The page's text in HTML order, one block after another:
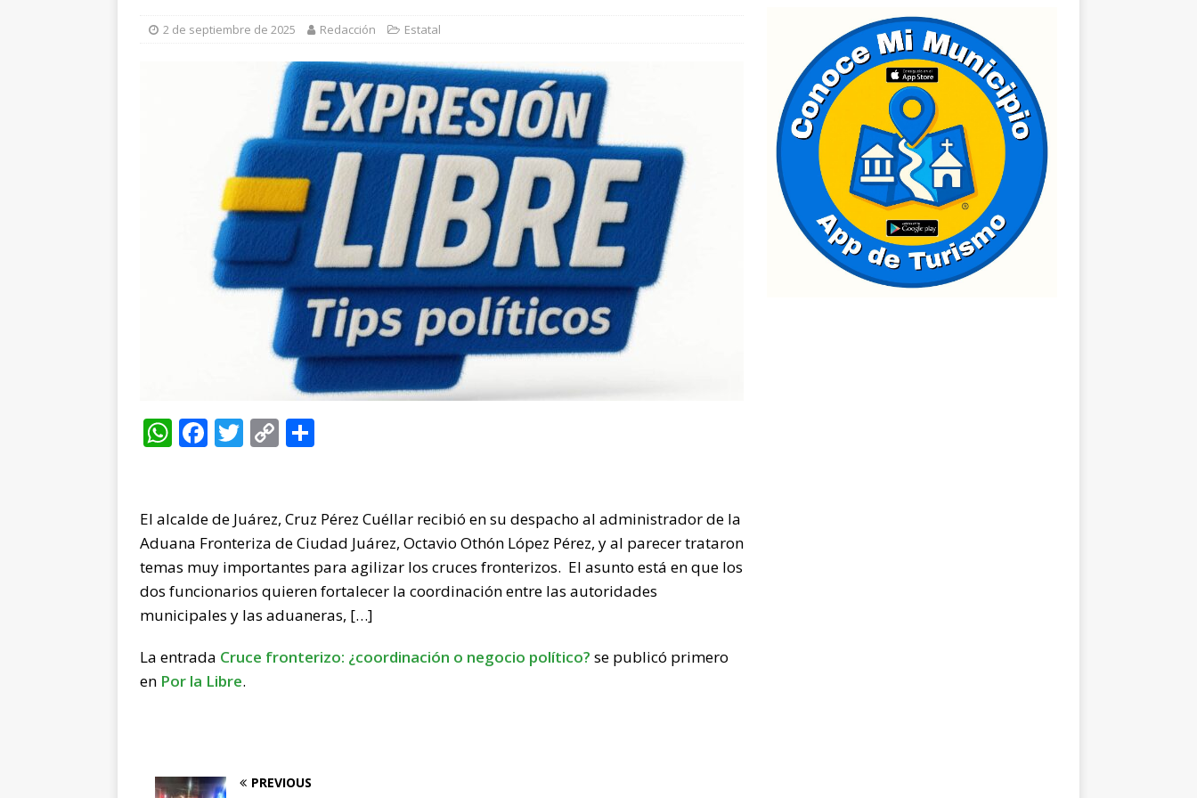
municipales
ESTATAL
[ 8 de agosto de 2026 ] Se reúne Rafa Loera con Santiago Taboada en la Ciudad de México
ESTATAL
[ 9 de agosto de 2026 ]
Localizan sin vida a mujer de 55 años en Valles de Chihuahua;
investigan muerte traumática
ESTATAL
2 de septiembre de 2025 Redacción Estatal
W
s
A
p
p
F
e
b
o
o
k
T
te
r
C
y
Li
n
k
p
ar
ti
r
El alcalde de Juárez, Cruz Pérez Cuéllar recibió en su despacho al administrador de la
Aduana Fronteriza de Ciudad Juárez, Octavio Othón López Pérez, y al parecer trataron
temas muy importantes para agilizar los cruces fronterizos. El asunto está en que los
dos funcionarios quieren fortalecer la coordinación entre las autoridades
municipales y las aduaneras, […]
La entrada Cruce fronterizo: ¿coordinación o negocio político? se publicó primero
en Por la Libre.
PREVIOUS